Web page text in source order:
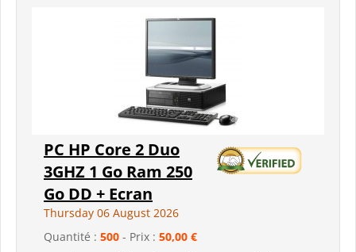
PC HP Core 2 Duo
3GHZ 1 Go Ram 250
Go DD + Ecran
Thursday 06 August 2026
Quantité : 500 - Prix : 50,00 €